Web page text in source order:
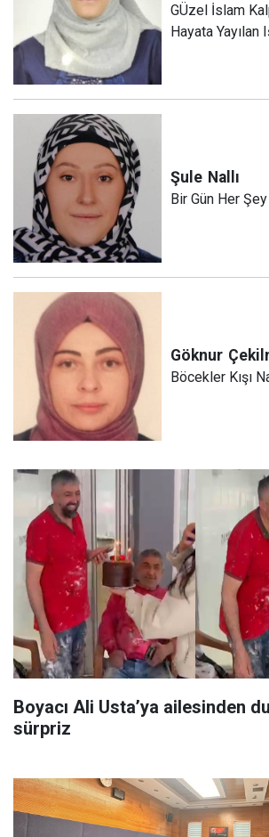
GÜzel İslam
Hayata Yayılan
Şule Nallı
Bir Gün Her
Göknur
Böcekler Kışı
Boyacı Ali Usta’ya ailesinden
sürpriz